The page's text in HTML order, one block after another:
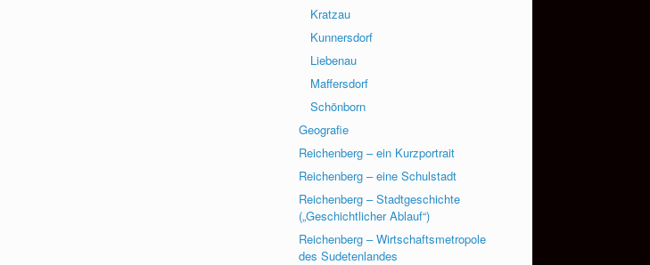
Kratzau
Kunnersdorf
Liebenau
Maffersdorf
Schönborn
Geografie
Reichenberg – ein Kurzportrait
Reichenberg – eine Schulstadt
Reichenberg – Stadtgeschichte
(„Geschichtlicher Ablauf“)
Reichenberg – Wirtschaftsmetropole
des Sudetenlandes